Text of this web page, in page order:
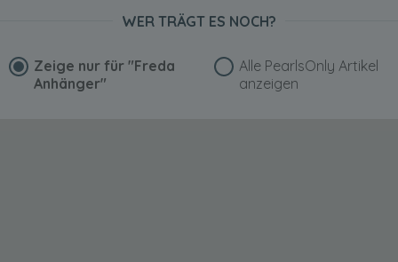
WER TRÄGT ES NOCH?
Zeige nur für "Freda
Anhänger"
Alle PearlsOnly Artikel
anzeigen